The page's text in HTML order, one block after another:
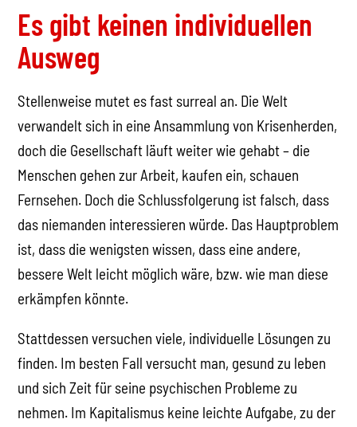
Es gibt keinen individuellen
Ausweg
Stellenweise mutet es fast surreal an. Die Welt
verwandelt sich in eine Ansammlung von Krisenherden,
doch die Gesellschaft läuft weiter wie gehabt – die
Menschen gehen zur Arbeit, kaufen ein, schauen
Fernsehen. Doch die Schlussfolgerung ist falsch, dass
das niemanden interessieren würde. Das Hauptproblem
ist, dass die wenigsten wissen, dass eine andere,
bessere Welt leicht möglich wäre, bzw. wie man diese
erkämpfen könnte.
Stattdessen versuchen viele, individuelle Lösungen zu
finden. Im besten Fall versucht man, gesund zu leben
und sich Zeit für seine psychischen Probleme zu
nehmen. Im Kapitalismus keine leichte Aufgabe, zu der